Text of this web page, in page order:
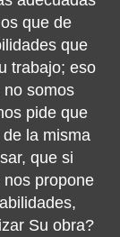
que de
que
trabajo; eso
no somos
pide que
la misma
que si
propone
Su obra?